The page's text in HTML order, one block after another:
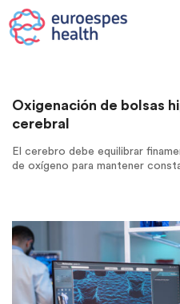
Oxigenación de bolsas
cerebral
El cerebro debe equilibrar
de oxígeno para mantener